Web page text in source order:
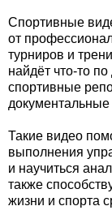
Спортивные
от
турниров и
найдёт что-то
спортивные
Такие видео
выполнения
и научиться
также
жизни и спорта